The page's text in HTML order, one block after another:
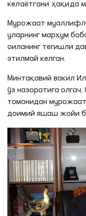
келаётгани ҳақида
Мурожаат
уларнинг марҳум
оиланинг тегишли
этилмай келган.
Минтақавий вакил
ўз назоратига
томонидан
доимий яшаш жойи